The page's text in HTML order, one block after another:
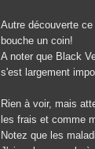
Autre découverte
bouche un coin!
A noter que Black
s'est largement
Rien à voir, mais
les frais et comme
Notez que les